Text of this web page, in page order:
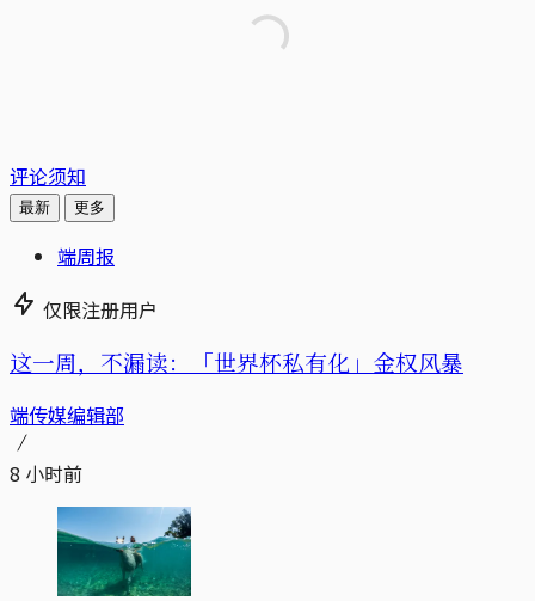
评论须知
最新 更多
端周报
仅限注册用户
这一周，不漏读：「世界杯私有化」金权风暴
端传媒编辑部
8 小时前